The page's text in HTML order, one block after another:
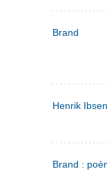
Brand
Henrik Ibsen
Brand :